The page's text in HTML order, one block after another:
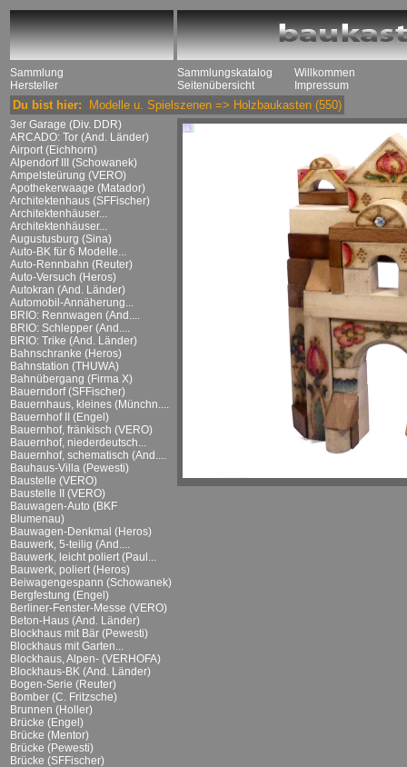
Sammlung
Hersteller
Sammlungskatalog
Seitenübersicht
Willkommen
Impressum
Du bist hier: Modelle u. Spielszenen => Holzbaukasten (550)
3er Garage (Div. DDR)
ARCADO: Tor (And. Länder)
Airport (Eichhorn)
Alpendorf III (Schowanek)
Ampelsteürung (VERO)
Apothekerwaage (Matador)
Architektenhaus (SFFischer)
Architektenhäuser...
Architektenhäuser...
Augustusburg (Sina)
Auto-BK für 6 Modelle...
Auto-Rennbahn (Reuter)
Auto-Versuch (Heros)
Autokran (And. Länder)
Automobil-Annäherung...
BRIO: Rennwagen (And....
BRIO: Schlepper (And....
BRIO: Trike (And. Länder)
Bahnschranke (Heros)
Bahnstation (THUWA)
Bahnübergang (Firma X)
Bauerndorf (SFFischer)
Bauernhaus, kleines (Münchn....
Bauernhof II (Engel)
Bauernhof, fränkisch (VERO)
Bauernhof, niederdeutsch...
Bauernhof, schematisch (And....
Bauhaus-Villa (Pewesti)
Baustelle (VERO)
Baustelle II (VERO)
Bauwagen-Auto (BKF
Blumenau)
Bauwagen-Denkmal (Heros)
Bauwerk, 5-teilig (And....
Bauwerk, leicht poliert (Paul...
Bauwerk, poliert (Heros)
Beiwagengespann (Schowanek)
Bergfestung (Engel)
Berliner-Fenster-Messe (VERO)
Beton-Haus (And. Länder)
Blockhaus mit Bär (Pewesti)
Blockhaus mit Garten...
Blockhaus, Alpen- (VERHOFA)
Blockhaus-BK (And. Länder)
Bogen-Serie (Reuter)
Bomber (C. Fritzsche)
Brunnen (Holler)
Brücke (Engel)
Brücke (Mentor)
Brücke (Pewesti)
Brücke (SFFischer)